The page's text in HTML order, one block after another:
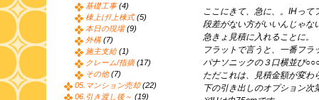
ここにきて、急に、。IHって
段差がない方がいいんじゃな
急きょ見積に入れることに。
フラットで言うと、一番フラ
パナソニックの３口横並び
ただこれは、見積金額が変わ
下の引き出しのオプション次
基礎工事(4)
棟上げ/上棟式(5)
本日の現場(9)
外構(7)
施主支給(1)
クレーム/指摘(17)
その他 (7)
05.マンション売却(22)
06.引き渡し後～ (19)